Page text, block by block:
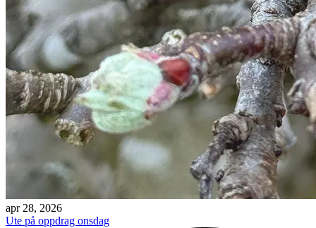
apr 28, 2026
Ute på oppdrag onsdag